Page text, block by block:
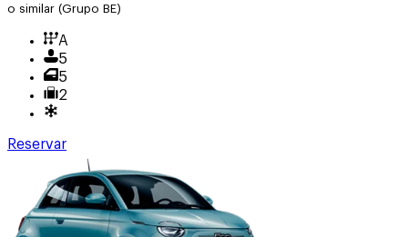
o similar (Grupo BE)
A
5
5
2
Reservar